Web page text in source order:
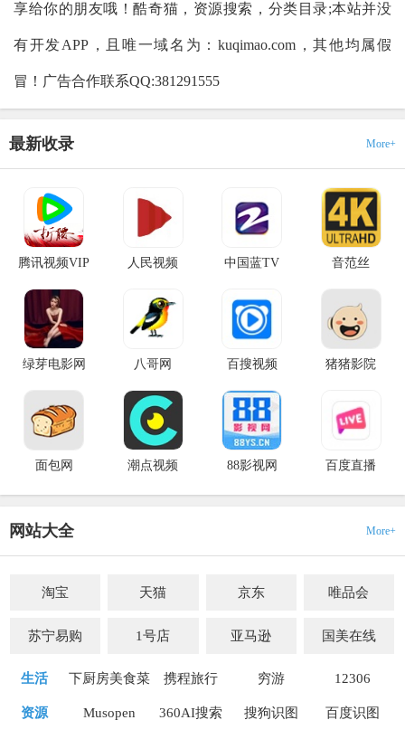
享给你的朋友哦！酷奇猫，资源搜索，分类目录;本站并没
有开发APP，且唯一域名为：kuqimao.com，其他均属假
冒！广告合作联系QQ:381291555
最新收录 More+
腾讯视频VIP 人民视频 中国蓝TV 音范丝
绿芽电影网 八哥网 百搜视频 猪猪影院
面包网 潮点视频 88影视网 百度直播
网站大全 More+
淘宝 天猫 京东 唯品会
苏宁易购 1号店 亚马逊 国美在线
生活 下厨房美食菜谱网携程旅行 穷游 12306
资源 Musopen 360AI搜索 搜狗识图 百度识图